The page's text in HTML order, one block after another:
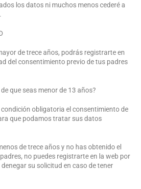
los datos ni muchos menos cederé a
de trece años, podrás registrarte en
del consentimiento previo de tus padres
que seas menor de 13 años?
condición obligatoria el consentimiento de
que podamos tratar sus datos
de trece años y no has obtenido el
no puedes registrarte en la web por
su solicitud en caso de tener